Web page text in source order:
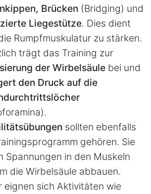
Brücken (Bridging) und
Liegestütze. Dies dient
Rumpfmuskulatur zu stärken.
trägt das Training zur
der Wirbelsäule bei und
den Druck auf die
sollten ebenfalls
gehören. Sie
Spannungen in den Muskeln
die Wirbelsäule abbauen.
eignen sich Aktivitäten wie